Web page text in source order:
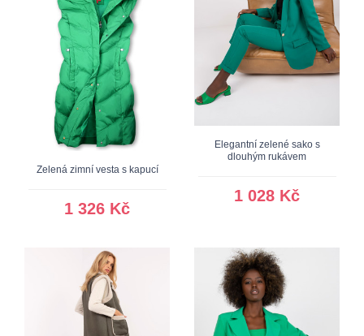
Zelená zimní vesta s kapucí
1 326 Kč
Elegantní zelené sako s
dlouhým rukávem
1 028 Kč